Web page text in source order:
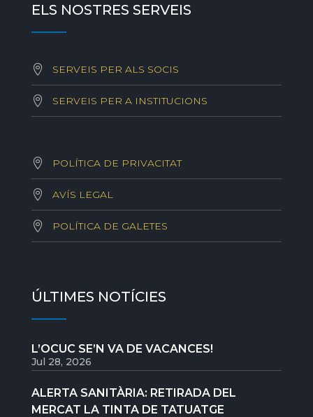
ELS NOSTRES SERVEIS
SERVEIS PER ALS SOCIS
SERVEIS PER A INSTITUCIONS
POLÍTICA DE PRIVACITAT
AVÍS LEGAL
POLÍTICA DE GALETES
ÚLTIMES NOTÍCIES
L’OCUC SE’N VA DE VACANCES!
Jul 28, 2026
ALERTA SANITÀRIA: RETIRADA DEL
MERCAT LA TINTA DE TATUATGE